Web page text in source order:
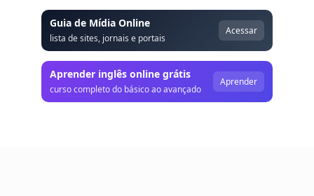
Guia de Mídia Online
lista de sites, jornais e portais
Acessar
Aprender inglês online grátis
curso completo do básico ao avançado
Aprender